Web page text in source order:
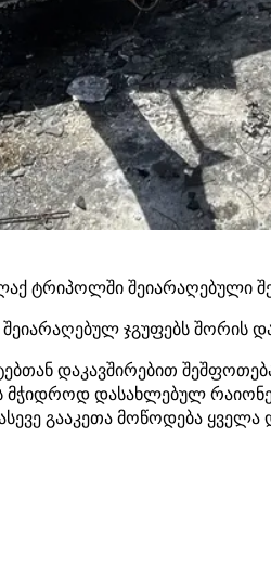
ტრიპოლში შეიარაღებული
ჯგუფებს შორის
დაკავშირებით
დასახლებულ
გააკეთა მოწოდება